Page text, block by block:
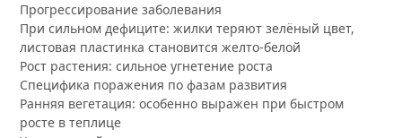
Прогрессирование заболевания
При сильном дефиците: жилки теряют зелёный цвет,
листовая пластинка становится желто-белой
Рост растения: сильное угнетение роста
Специфика поражения по фазам развития
Ранняя вегетация: особенно выражен при быстром
росте в теплице